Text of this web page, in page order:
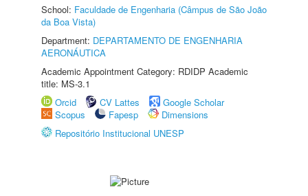
School: Faculdade de Engenharia (Câmpus de São João
da Boa Vista)
Department: DEPARTAMENTO DE ENGENHARIA
AERONÁUTICA
Academic Appointment Category: RDIDP Academic
title: MS-3.1
Orcid
CV Lattes
Google Scholar
Scopus
Fapesp
Dimensions
Repositório Institucional UNESP